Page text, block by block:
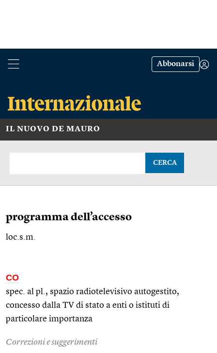
Abbonarsi
IL NUOVO DE MAURO
CERCA
programma dell’accesso
loc.s.m.
CO
spec. al pl. , spazio radiotelevisivo autogestito,
concesso dalla TV di stato a enti o istituti di
particolare importanza
Correzioni e suggerimenti